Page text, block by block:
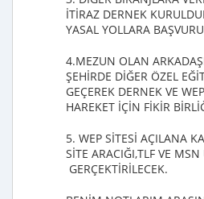
İTİRAZ DERNEK
YASAL YOLLARA
4.MEZUN OLAN
ŞEHİRDE DİĞER ÖZEL
GEÇEREK DERNEK VE
HAREKET İÇİN FİKİR
5. WEP SİTESİ AÇILANA
SİTE ARACIĞI,TLF VE
GERÇEKTİRİLECEK.